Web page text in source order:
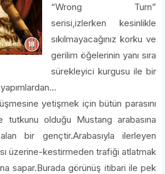
“Wrong Turn”
serisi,izlerken kesinlikle
sıkılmayacağınız korku ve
gerilim öğelerinin yanı sıra
sürekleyici kurgusu ile bir
yetişmek için bütün parasını
olduğu Mustang arabasına
bir gençtir.Arabasıyla ilerleyen
üzerine-kestirmeden trafiği atlatmak
sapar.Burada görünüş itibari ile pek